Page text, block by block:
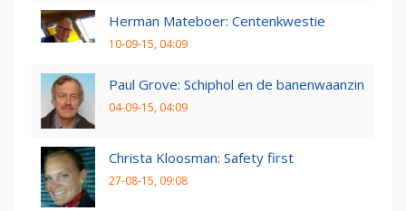
Herman Mateboer: Centenkwestie
10-09-15, 04:09
Paul Grove: Schiphol en de banenwaanzin
04-09-15, 04:09
Christa Kloosman: Safety first
27-08-15, 09:08